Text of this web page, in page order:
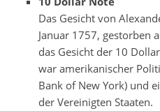
Das Gesicht von
Januar 1757, gestorben
das Gesicht der 10
war amerikanischer
Bank of New York) und
der Vereinigten Staaten.